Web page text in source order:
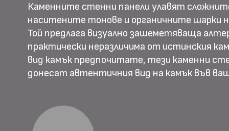
Каменните стенни панели улавят
наситените тонове и органичните шарки
Той предлага визуално зашеметяваща
практически неразличима от истинския
вид камък предпочитате, тези каменни
донесат автентичния вид на камък във